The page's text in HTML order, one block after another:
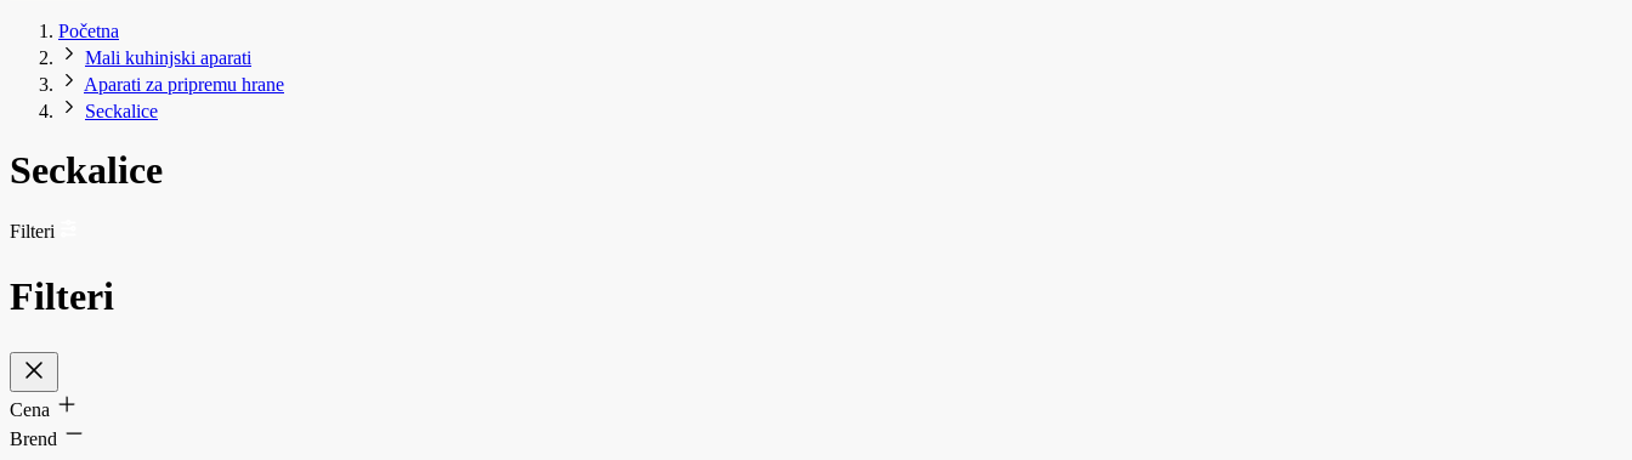
Početna
Mali kuhinjski aparati
Aparati za pripremu hrane
Seckalice
Seckalice
Filteri
Filteri
Cena
Brend